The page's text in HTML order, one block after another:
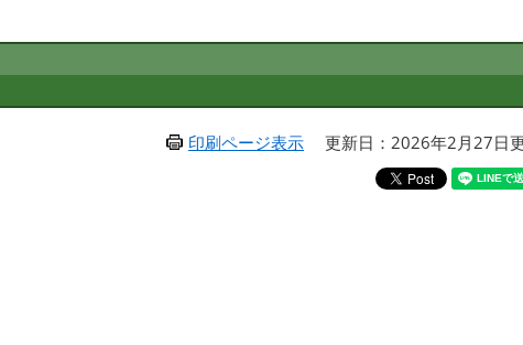
印刷ページ表示 更新日：2026年2月27日